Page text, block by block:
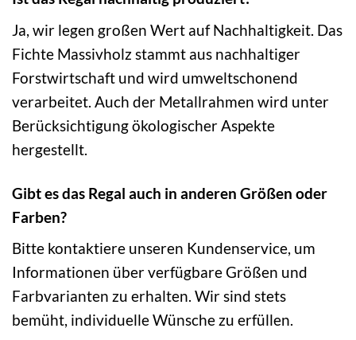
Ja, wir legen großen Wert auf Nachhaltigkeit. Das
Fichte Massivholz stammt aus nachhaltiger
Forstwirtschaft und wird umweltschonend
verarbeitet. Auch der Metallrahmen wird unter
Berücksichtigung ökologischer Aspekte
hergestellt.
Gibt es das Regal auch in anderen Größen oder
Farben?
Bitte kontaktiere unseren Kundenservice, um
Informationen über verfügbare Größen und
Farbvarianten zu erhalten. Wir sind stets
bemüht, individuelle Wünsche zu erfüllen.